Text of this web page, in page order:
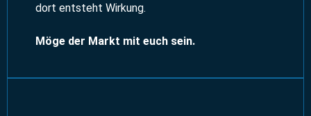
dort entsteht Wirkung.
Möge der Markt mit euch sein.